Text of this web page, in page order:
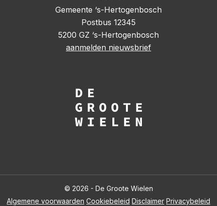
Gemeente ‘s-Hertogenbosch
Postbus 12345
5200 GZ ‘s-Hertogenbosch
aanmelden nieuwsbrief
© 2026 - De Groote Wielen
Algemene voorwaarden Cookiebeleid Disclaimer Privacybeleid